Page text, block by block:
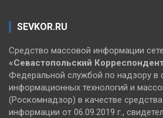
SEVKOR.RU
Средство массовой информации
«Севастопольский
Федеральной службой по надзору в
информационных технологий и
(Роскомнадзор) в качестве
информации от 06.09.2019 г.,